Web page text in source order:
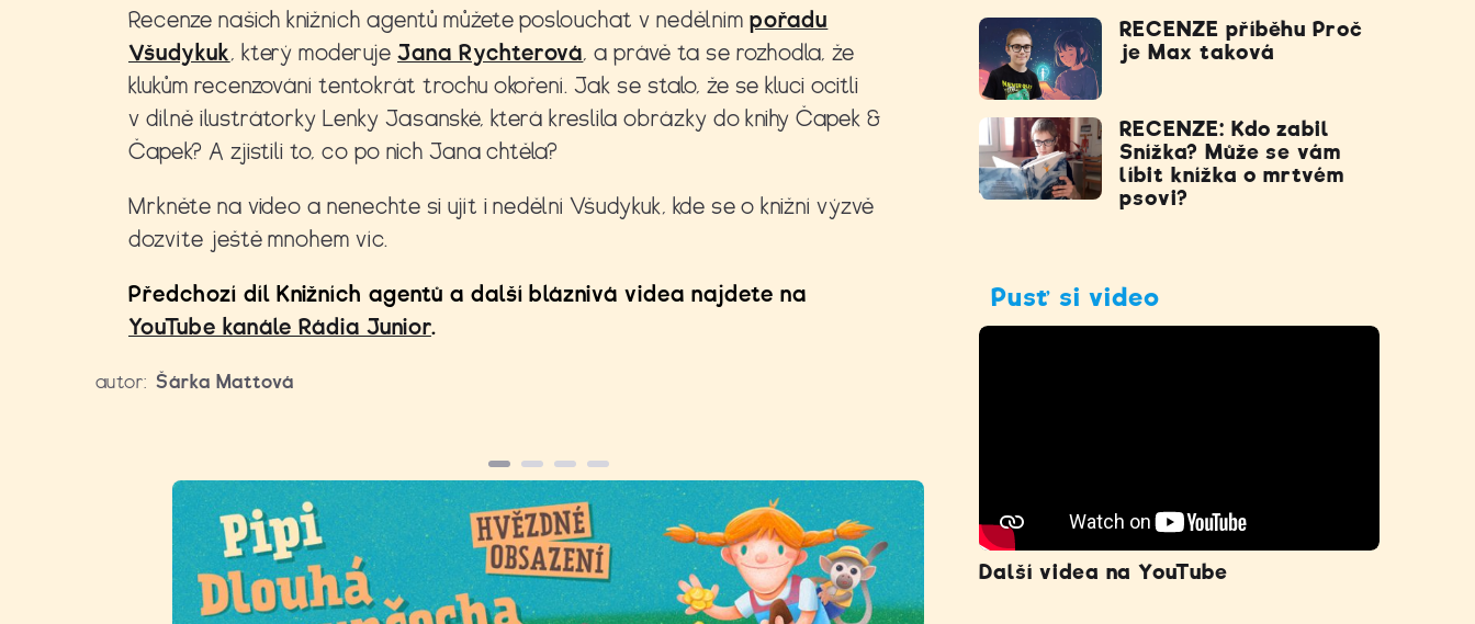
Recenze našich knižních agentů můžete poslouchat v nedělním pořadu
Všudykuk, který moderujeJana Rychterová, a právě ta se rozhodla, že
klukům recenzování tentokrát trochu okoření. Jak se stalo, že se kluci ocitli
v dílně ilustrátorky Lenky Jasanské, která kreslila obrázky do knihy Čapek &
Čapek? A zjistili to, co po nich Jana chtěla?
Mrkněte na video a nenechte si ujít i nedělní Všudykuk, kde se o knižní výzvě
dozvíte ještě mnohem víc.
Předchozí díl Knižních agentů a další bláznivá videa najdete na
YouTube kanále Rádia Junior.
autor: Šárka Mattová
RECENZE příběhu Proč
je Max taková
RECENZE: Kdo zabil
Snížka? Může se vám
líbit knížka o mrtvém
psovi?
Pusť si video
Další videa na YouTube